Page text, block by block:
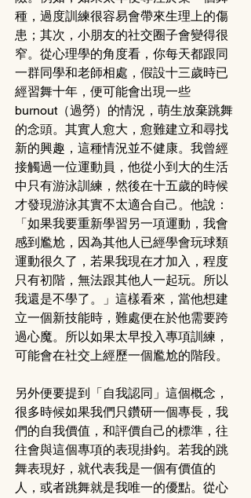
種，過度訓練很容易會帶來生理上的傷
患；其次，小朋友的社交圈子會變得很
窄。從心理學的角度看，你每天都跟同
一群同學和老師相處，假設十三歲時已
經習舞十年，便可能會出現一些
burnout（過勞）的情況，萌生放棄跳舞
的念頭。其實人愈大，愈難建立和尋找
新的興趣，這種情況並不健康。我曾經
接觸過一位運動員，他從小到大的生活
中只有游泳訓練，然後在十五歲的時候
才發現游泳其實不太適合自己。他說：
「如果我要重新學習另一項運動，我會
感到尷尬，因為其他人已經學會玩球類
運動很久了，若果我現在才加入，程度
只有初階，無法跟其他人一起玩。所以
我還是不學了。」這樣看來，當他想建
立一個新技能時，難處便在於他需要跨
過心魔。所以如果太早投入專項訓練，
可能會在社交上經歷一個尷尬的階段。
另外便要提到「自我認同」這個概念，
很多時候如果我們只鑽研一個專長，我
們的自我價值，和評價自己的標準，往
往會與這個專項的表現掛鈎。若我的跳
舞表現好，就代表我是一個有價值的
人，或者跳舞就是我唯一的優點。從心